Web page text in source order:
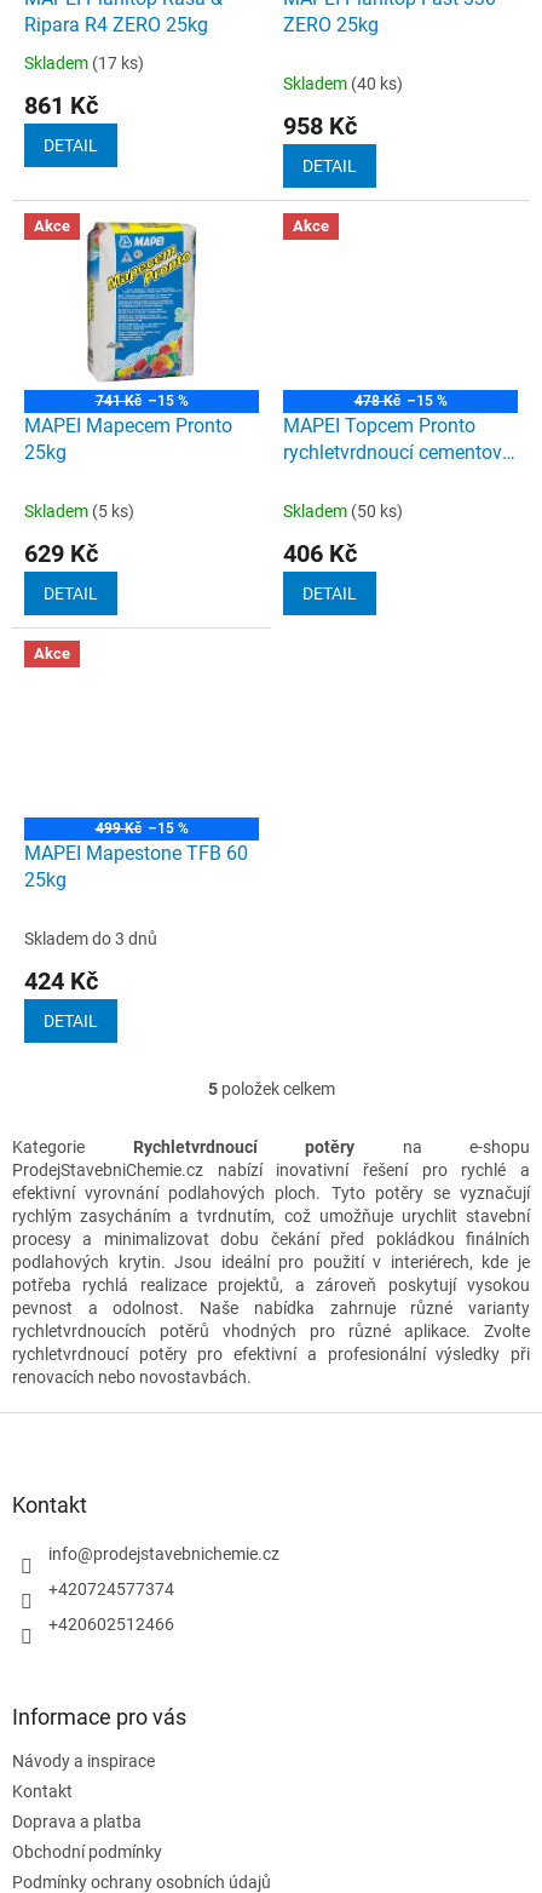
Ripara R4 ZERO 25kg
Průměrné
produktu
5,0
5
hvězdiček.
Skladem (17 ks)
861 Kč
DETAIL
ZERO 25kg
Skladem (40 ks)
958 Kč
DETAIL
Akce
741 Kč –15 %
MAPEI Mapecem Pronto
25kg
Skladem (5 ks)
629 Kč
DETAIL
Akce
478 Kč –15 %
MAPEI Topcem Pronto
rychletvrdnoucí cementový
Skladem (50 ks)
406 Kč
DETAIL
Akce
499 Kč –15 %
MAPEI Mapestone TFB 60
25kg
Skladem do 3 dnů
424 Kč
DETAIL
O
á
d
a
c
í
p
r
v
k
ý
5položek celkem
Kategorie Rychletvrdnoucí potěry na e-shopu
ProdejStavebniChemie.cz nabízí inovativní řešení pro rychlé a
efektivní vyrovnání podlahových ploch. Tyto potěry se vyznačují
rychlým zasycháním a tvrdnutím, což umožňuje urychlit stavební
procesy a minimalizovat dobu čekání před pokládkou finálních
podlahových krytin. Jsou ideální pro použití v interiérech, kde je
potřeba rychlá realizace projektů, a zároveň poskytují vysokou
pevnost a odolnost. Naše nabídka zahrnuje různé varianty
rychletvrdnoucích potěrů vhodných pro různé aplikace. Zvolte
rychletvrdnoucí potěry pro efektivní a profesionální výsledky při
renovacích nebo novostavbách.
Kontakt
info@prodejstavebnichemie.cz
+420724577374
+420602512466
Informace pro vás
Návody a inspirace
Kontakt
Doprava a platba
Obchodní podmínky
Podmínky ochrany osobních údajů